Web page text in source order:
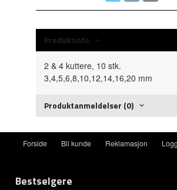
Produktinfo
2 & 4 kuttere, 10 stk.
3,4,5,6,8,10,12,14,16,20 mm
Produktanmeldelser (0)
Forside Bli kunde Reklamasjon
Bestselgere